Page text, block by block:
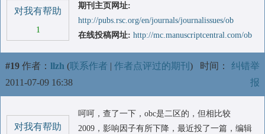
对我有帮助
1
期刊主页网址:
http://pubs.rsc.org/en/journals/journalissues/ob
在线投稿网址: http://mc.manuscriptcentral.com/ob
#19 作者： llzh (联系作者 | 作者点评过的期刊 ) 时间：
2011-07-09 16:38
纠错举
报
对我有帮助
呵呵，查了一下，obc是二区的，但相比较
2009，影响因子有所下降，最近投了一篇，编辑